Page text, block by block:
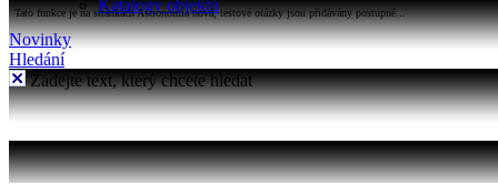
Katalogy objektů
Tato funkce je na stránkách Astronomia nová, testové otázky jsou přidávány postupně...
Novinky
Hledání
Zadejte text, který chcete hledat